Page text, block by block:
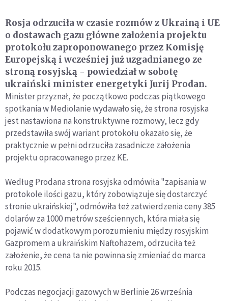
Rosja odrzuciła w czasie rozmów z Ukrainą i UE
o dostawach gazu główne założenia projektu
protokołu zaproponowanego przez Komisję
Europejską i wcześniej już uzgadnianego ze
stroną rosyjską - powiedział w sobotę
ukraiński minister energetyki Jurij Prodan.
Minister przyznał, że początkowo podczas piątkowego
spotkania w Mediolanie wydawało się, że strona rosyjska
jest nastawiona na konstruktywne rozmowy, lecz gdy
przedstawiła swój wariant protokołu okazało się, że
praktycznie w pełni odrzuciła zasadnicze założenia
projektu opracowanego przez KE.
Według Prodana strona rosyjska odmówiła "zapisania w
protokole ilości gazu, który zobowiązuje się dostarczyć
stronie ukraińskiej", odmówiła też zatwierdzenia ceny 385
dolarów za 1000 metrów sześciennych, która miała się
pojawić w dodatkowym porozumieniu między rosyjskim
Gazpromem a ukraińskim Naftohazem, odrzuciła też
założenie, że cena ta nie powinna się zmieniać do marca
roku 2015.
Podczas negocjacji gazowych w Berlinie 26 września